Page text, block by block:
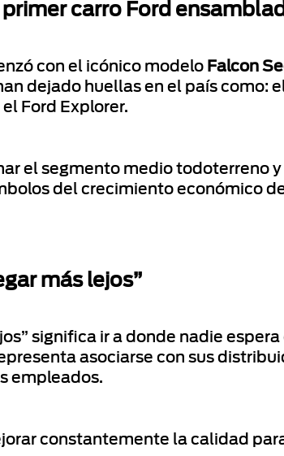
primer carro Ford
con el icónico modelo Falcon
dejado huellas en el país como:
Ford Explorer.
el segmento medio todoterreno
del crecimiento económico
más lejos”
significa ir a donde nadie
asociarse con sus
empleados.
constantemente la calidad